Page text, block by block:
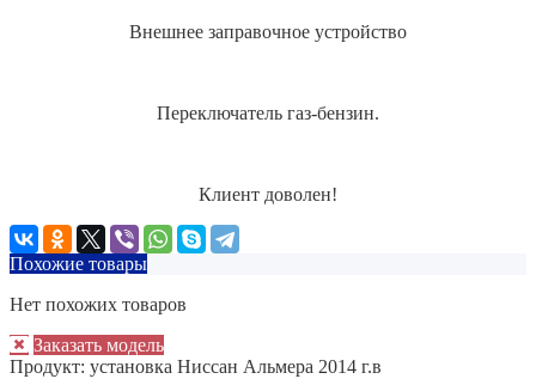
Внешнее заправочное устройство
Переключатель газ-бензин.
Клиент доволен!
Похожие товары
Нет похожих товаров
Заказать модель
Продукт: установка Ниссан Альмера 2014 г.в